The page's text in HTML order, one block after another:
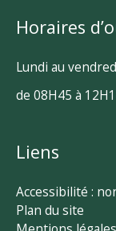
Horaires
Lundi au
de 08H45 à
Liens
Accessibilité :
Plan du site